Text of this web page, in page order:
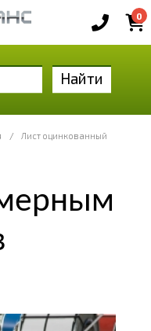
0
Найти
/
Лист оцинкованный